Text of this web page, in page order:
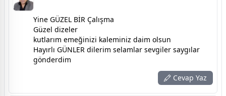
Yine GÜZEL BİR Çalışma
Güzel dizeler
kutlarım emeğinizi kaleminiz daim olsun
Hayırlı GÜNLER dilerim selamlar sevgiler saygılar
gönderdim
Cevap Yaz